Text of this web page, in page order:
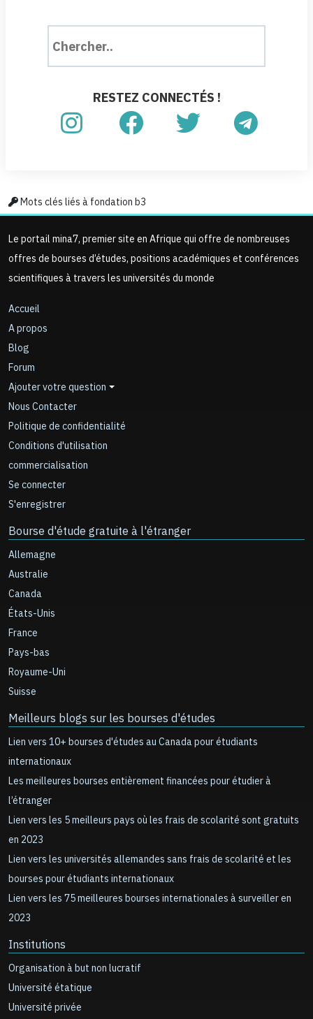
RESTEZ CONNECTÉS !
Mots clés liés à fondation b3
Le portail mina7, premier site en Afrique qui offre de nombreuses
offres de bourses d’études, positions académiques et conférences
scientifiques à travers les universités du monde
Accueil
A propos
Blog
Forum
Ajouter votre question
Nous Contacter
Politique de confidentialité
Conditions d'utilisation
commercialisation
Se connecter
S'enregistrer
Bourse d'étude gratuite à l'étranger
Allemagne
Australie
Canada
États-Unis
France
Pays-bas
Royaume-Uni
Suisse
Meilleurs blogs sur les bourses d'études
Lien vers 10+ bourses d'études au Canada pour étudiants
internationaux
Les meilleures bourses entièrement financées pour étudier à
l’étranger
Lien vers les 5 meilleurs pays où les frais de scolarité sont gratuits
en 2023
Lien vers les universités allemandes sans frais de scolarité et les
bourses pour étudiants internationaux
Lien vers les 75 meilleures bourses internationales à surveiller en
2023
Institutions
Organisation à but non lucratif
Université étatique
Université privée